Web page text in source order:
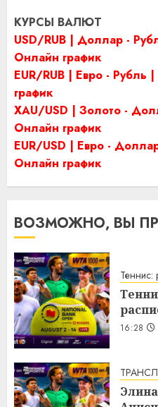
КУРСЫ ВАЛЮТ
USD/RUB | Доллар -
Онлайн график
EUR/RUB | Евро - Рубль
график
XAU/USD | Золото -
Онлайн график
EUR/USD | Евро -
Онлайн график
ВОЗМОЖНО, ВЫ
Теннис:
16:28